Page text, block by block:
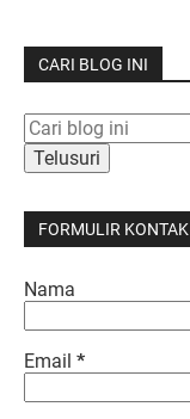
CARI BLOG INI
FORMULIR KONTAK
Nama
Email *